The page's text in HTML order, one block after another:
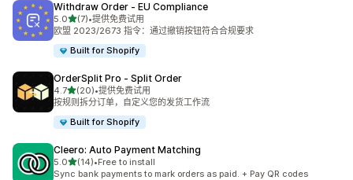
Withdraw Order ‑ EU Compliance
5.0星（满分 5 星）
(7)
总共 7 条评论
•提供免费试用
欧盟 2023/2673 指令：通过撤销按钮符合合规要求
Built for Shopify
OrderSplit Pro ‑ Split Order
4.7星（满分 5 星）
(20)
总共 20 条评论
•提供免费试用
按规则拆分订单，自定义您的发货工作流
Built for Shopify
Cleero: Auto Payment Matching
5.0星（满分 5 星）
(14)
总共 14 条评论
•Free to install
Sync bank payments to mark orders as paid. + Pay QR codes